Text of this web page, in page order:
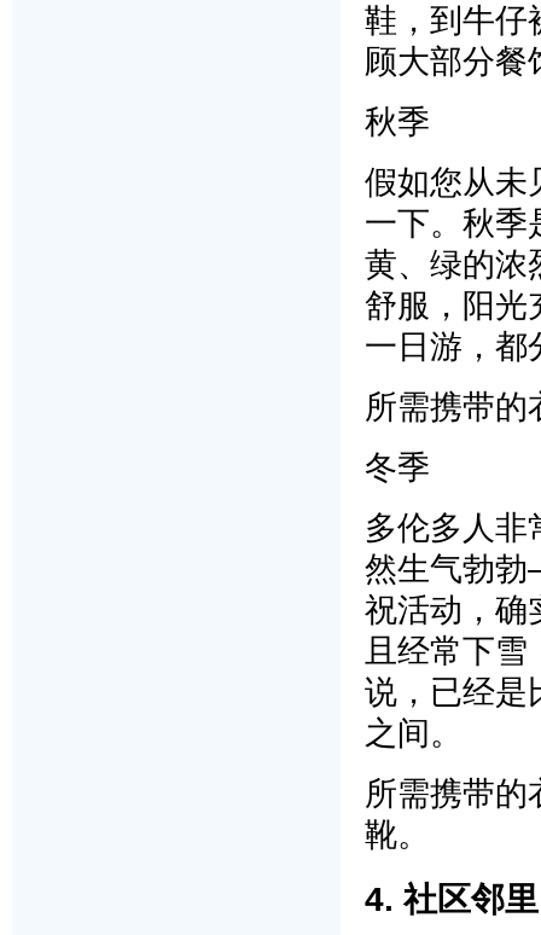
鞋，到牛仔
顾大部分餐
秋季
假如您从未
一下。秋季
黄、绿的浓
舒服，阳光
一日游，都
所需携带的
冬季
多伦多人非
然生气勃
祝活动，确
且经常下雪
说，已经
之间。
所需携带的
靴。
4. 社区邻里